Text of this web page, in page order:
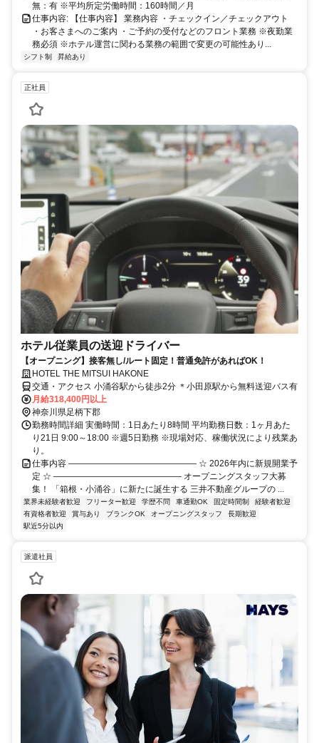
無：有 ※平均所定労働時間：160時間／月
仕事内容: 【仕事内容】 業務内容 ・チェックイン／チェックアウト
・お客さまへのご案内 ・ご予約の受付などのフロント業務 ※夜勤業
務必須 ※ホテル運営に関わる業務の範囲で変更の可能性あり...
シフト制 昇給あり
正社員
ホテル従業員の送迎ドライバー
【オープニング】接客無し/ルート固定！普通免許があればOK！
HOTEL THE MITSUI HAKONE
交通・アクセス 小涌谷駅から徒歩2分 ＊小田原駅から無料送迎バス有
月給318,400円以上
神奈川県足柄下郡
勤務時間詳細 実働時間：1日あたり8時間 平均勤務日数：1ヶ月あた
り21日 9:00～18:00 ※週5日勤務 ※現場対応、稼働状況により残業あ
り。
仕事内容 ――――――――――――――― ☆ 2026年内に新規開業予
定 ☆ ――――――――――――――― オープニングスタッフ大募
集！ 「箱根・小涌谷」に新たに誕生する 三井不動産グループの ...
業界未経験者歓迎 フリーター歓迎 学歴不問 車通勤OK 固定時間制
経験者歓迎
有資格者歓迎
賞与あり ブランクOK オープニングスタッフ
長期歓迎
駅近5分以内
派遣社員